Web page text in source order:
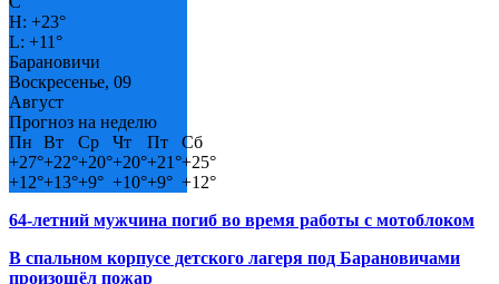
H: +23°
L: +11°
Барановичи
Воскресенье, 09
Август
Прогноз на неделю
Пн
Вт Ср Чт Пт
Сб
+27°+22°+20°+20°+21°+25°
+12°+13°+9° +10°+9° +12°
64-летний мужчина погиб во время работы с мотоблоком
В спальном корпусе детского лагеря под Барановичами
произошёл пожар